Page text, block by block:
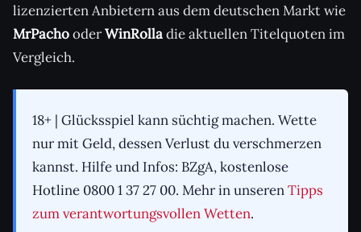
lizenzierten Anbietern aus dem deutschen Markt wie
MrPachooderWinRolladie aktuellen Titelquoten im
Vergleich.
18+ | Glücksspiel kann süchtig machen. Wette
nur mit Geld, dessen Verlust du verschmerzen
kannst. Hilfe und Infos: BZgA, kostenlose
Hotline 0800 1 37 27 00. Mehr in unserenTipps
zum verantwortungsvollen Wetten.